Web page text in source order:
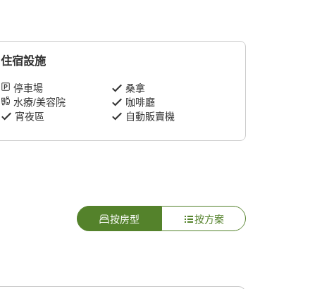
住宿設施
停車場
桑拿
水療/美容院
咖啡廳
宵夜區
自動販賣機
按房型 按方案